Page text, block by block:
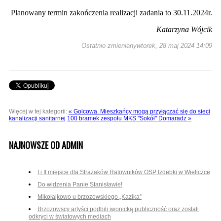
Planowany termin zakończenia realizacji zadania to 30.11.2024r.
Katarzyna Wójcik
Ostatnio zmienianywtorek, 28 maj 2024 14:09
Więcej w tej kategorii: « Golcowa. Mieszkańcy mogą przyłączać się do sieci
kanalizacji sanitarnej 100 bramek zespołu MKS "Sokół" Domaradz »
NAJNOWSZE OD ADMIN
I i II miejsce dla Strażaków Ratowników OSP Izdebki w Wieliczce
Do widzenia Panie Stanisławie!
Mikołajkowo u brzozowskiego „Kazika”
Brzozowscy artyści podbili iwonicką publiczność oraz zostali
odkryci w światowych mediach